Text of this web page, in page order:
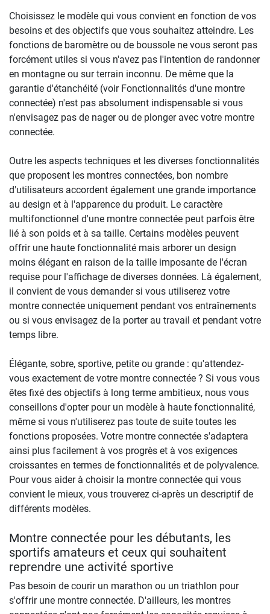
Choisissez le modèle qui vous convient en fonction de vos
besoins et des objectifs que vous souhaitez atteindre. Les
fonctions de baromètre ou de boussole ne vous seront pas
forcément utiles si vous n'avez pas l'intention de randonner
en montagne ou sur terrain inconnu. De même que la
garantie d'étanchéité (voir Fonctionnalités d'une montre
connectée) n'est pas absolument indispensable si vous
n'envisagez pas de nager ou de plonger avec votre montre
connectée.
Outre les aspects techniques et les diverses fonctionnalités
que proposent les montres connectées, bon nombre
d'utilisateurs accordent également une grande importance
au design et à l'apparence du produit. Le caractère
multifonctionnel d'une montre connectée peut parfois être
lié à son poids et à sa taille. Certains modèles peuvent
offrir une haute fonctionnalité mais arborer un design
moins élégant en raison de la taille imposante de l'écran
requise pour l'affichage de diverses données. Là également,
il convient de vous demander si vous utiliserez votre
montre connectée uniquement pendant vos entraînements
ou si vous envisagez de la porter au travail et pendant votre
temps libre.
Élégante, sobre, sportive, petite ou grande : qu'attendez-
vous exactement de votre montre connectée ? Si vous vous
êtes fixé des objectifs à long terme ambitieux, nous vous
conseillons d'opter pour un modèle à haute fonctionnalité,
même si vous n'utiliserez pas toute de suite toutes les
fonctions proposées. Votre montre connectée s'adaptera
ainsi plus facilement à vos progrès et à vos exigences
croissantes en termes de fonctionnalités et de polyvalence.
Pour vous aider à choisir la montre connectée qui vous
convient le mieux, vous trouverez ci-après un descriptif de
différents modèles.
Montre connectée pour les débutants, les
sportifs amateurs et ceux qui souhaitent
reprendre une activité sportive
Pas besoin de courir un marathon ou un triathlon pour
s'offrir une montre connectée. D'ailleurs, les montres